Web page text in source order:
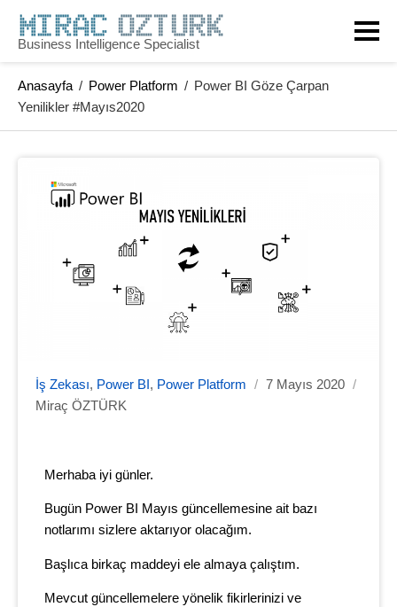
Business Intelligence Specialist
Anasayfa / Power Platform / Power BI Göze Çarpan
Yenilikler #Mayıs2020
İş Zekası, Power BI , Power Platform / 7 Mayıs 2020 /
Miraç ÖZTÜRK
Merhaba iyi günler.
Bugün Power BI Mayıs güncellemesine ait bazı
notlarımı sizlere aktarıyor olacağım.
Başlıca birkaç maddeyi ele almaya çalıştım.
Mevcut güncellemelere yönelik fikirlerinizi ve